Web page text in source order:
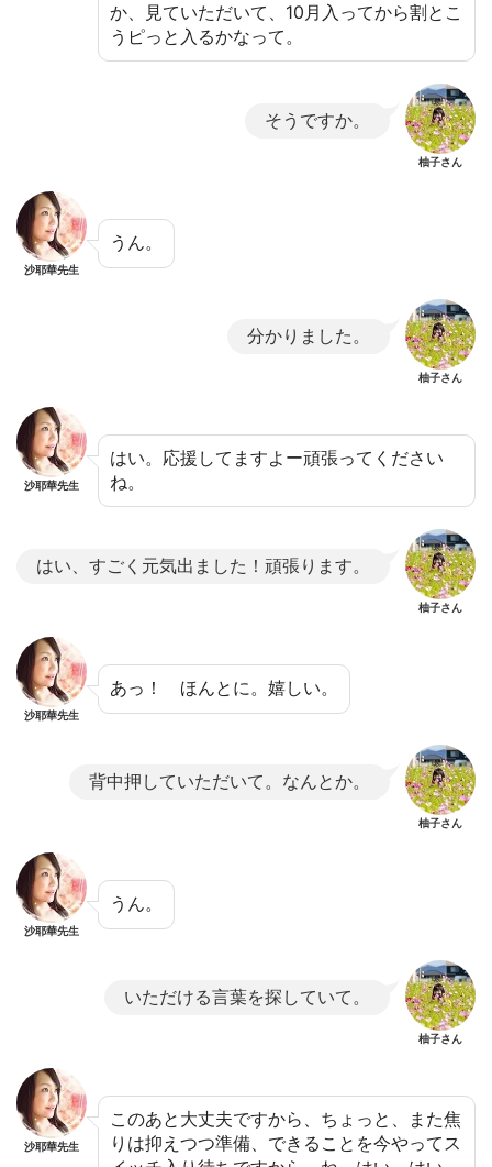
か、見ていただいて、10月入ってから割とこ
うピっと入るかなって。
そうですか。
柚子さん
沙耶華先生
うん。
分かりました。
柚子さん
沙耶華先生
はい。応援してますよー頑張ってください
ね。
はい、すごく元気出ました！頑張ります。
柚子さん
沙耶華先生
あっ！ ほんとに。嬉しい。
背中押していただいて。なんとか。
柚子さん
沙耶華先生
うん。
いただける言葉を探していて。
柚子さん
沙耶華先生
このあと大丈夫ですから、ちょっと、また焦
りは抑えつつ準備、できることを今やってス